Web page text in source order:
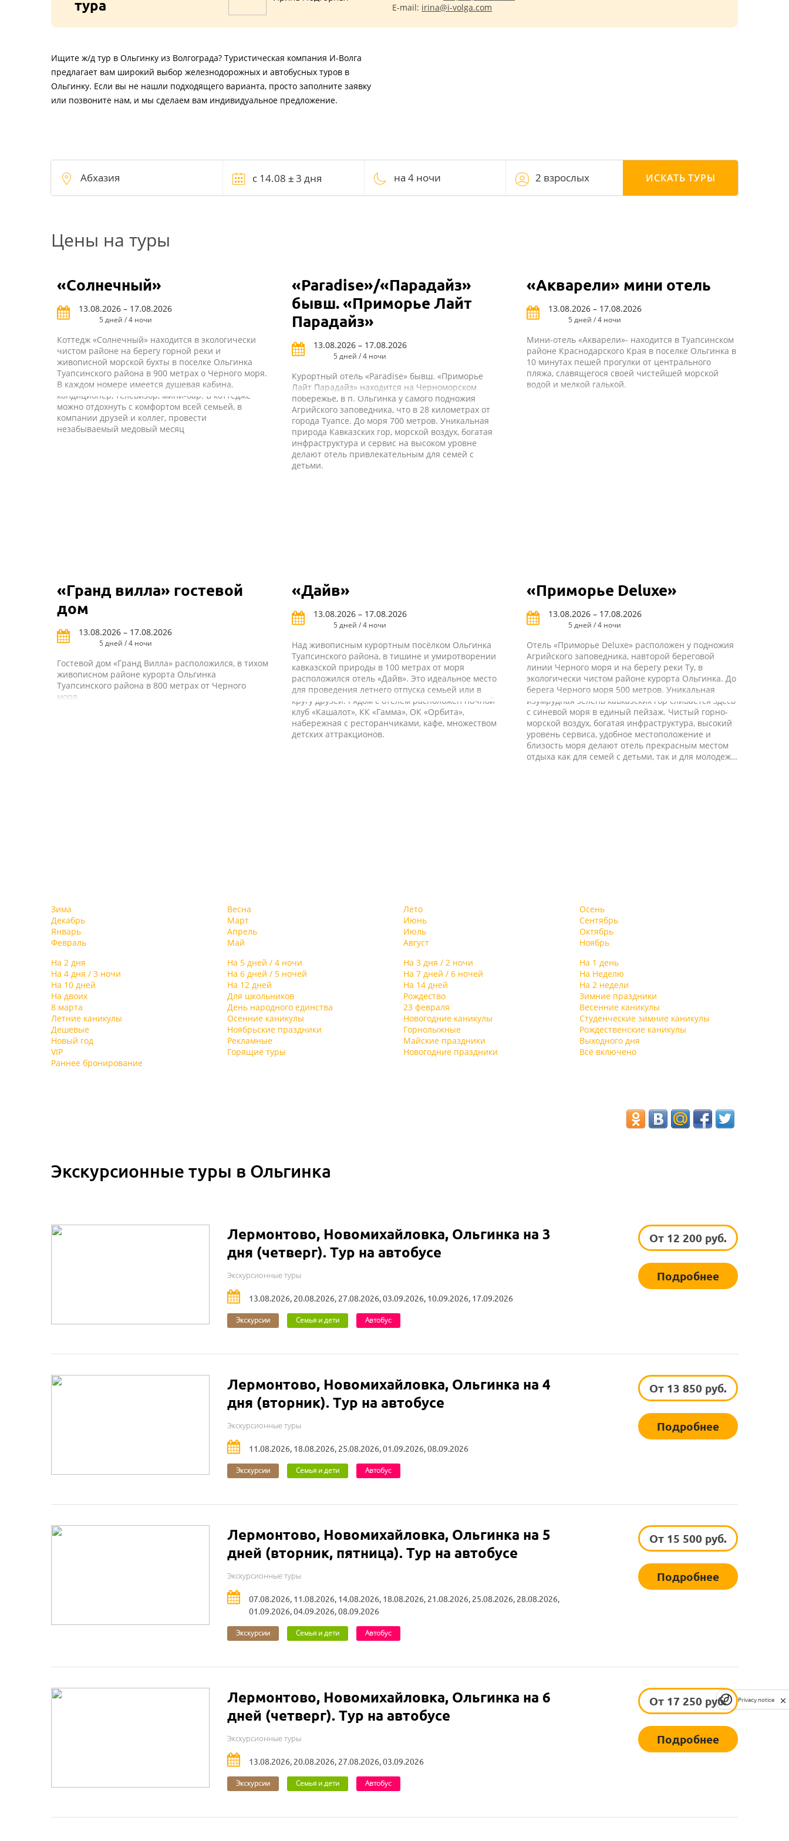
тура
E-mail: irina@i-volga.com
Ищите ж/д тур в Ольгинку из Волгограда? Туристическая компания И-Волга
предлагает вам широкий выбор железнодорожных и автобусных туров в
Ольгинку. Если вы не нашли подходящего варианта, просто заполните заявку
или позвоните нам, и мы сделаем вам индивидуальное предложение.
на 4 ночи 2 взрослых ИСКАТЬ ТУРЫ
Цены на туры
«Солнечный»
13.08.2026 – 17.08.2026
5 дней / 4 ночи
Коттедж «Солнечный» находится в экологически
чистом районе на берегу горной реки и
живописной морской бухты в поселке Ольгинка
Туапсинского района в 900 метрах о Черного моря.
В каждом номере имеется душевая кабина,
кондиционер, телевизор, мини-бар. В коттедже
можно отдохнуть с комфортом всей семьей, в
компании друзей и коллег, провести
незабываемый медовый месяц
«Paradise»/«Парадайз»
бывш. «Приморье Лайт
Парадайз»
13.08.2026 – 17.08.2026
5 дней / 4 ночи
Курортный отель «Paradise» бывш. «Приморье
Лайт Парадайз» находится на Черноморском
побережье, в п. Ольгинка у самого подножия
Агрийского заповедника, что в 28 километрах от
города Туапсе. До моря 700 метров. Уникальная
природа Кавказских гор, морской воздух, богатая
инфраструктура и сервис на высоком уровне
делают отель привлекательным для семей с
детьми.
«Акварели» мини отель
13.08.2026 – 17.08.2026
5 дней / 4 ночи
Мини-отель «Акварели»- находится в Туапсинском
районе Краснодарского Края в поселке Ольгинка в
10 минутах пешей прогулки от центрального
пляжа, славящегося своей чистейшей морской
водой и мелкой галькой.
«Гранд вилла» гостевой
дом
13.08.2026 – 17.08.2026
5 дней / 4 ночи
Гостевой дом «Гранд Вилла» расположился, в тихом
живописном районе курорта Ольгинка
Туапсинского района в 800 метрах от Черного
моря.
«Дайв»
13.08.2026 – 17.08.2026
5 дней / 4 ночи
Над живописным курортным посёлком Ольгинка
Туапсинского района, в тишине и умиротворении
кавказской природы в 100 метрах от моря
расположился отель «Дайв». Это идеальное место
для проведения летнего отпуска семьей или в
кругу друзей. Рядом с отелем расположен ночной
клуб «Кашалот», КК «Гамма», ОК «Орбита»,
набережная с ресторанчиками, кафе, множеством
детских аттракционов.
«Приморье Deluxe»
13.08.2026 – 17.08.2026
5 дней / 4 ночи
Отель «Приморье Deluxe» расположен у подножия
Агрийского заповедника, навторой береговой
линии Черного моря и на берегу реки Ту, в
экологически чистом районе курорта Ольгинка. До
берега Черного моря 500 метров. Уникальная
изумрудная зелень кавказских гор сливается здесь
с синевой моря в единый пейзаж. Чистый горно-
морской воздух, богатая инфраструктура, высокий
уровень сервиса, удобное местоположение и
близость моря делают отель прекрасным местом
отдыха как для семей с детьми, так и для молодежи,
Зима
Декабрь
Январь
Февраль
Весна
Март
Апрель
Май
Лето
Июнь
Июль
Август
Осень
Сентябрь
Октябрь
Ноябрь
На 2 дня
На 5 дней / 4 ночи На 3 дня / 2 ночи
На 1 день
На 4 дня / 3 ночи
На 6 дней / 5 ночей На 7 дней / 6 ночей
На Неделю
На 10 дней
На 12 дней На 14 дней
На 2 недели
На двоих
Для школьников Рождество
Зимние праздники
8 марта
День народного единства 23 февраля
Весенние каникулы
Летние каникулы
Осенние каникулы Новогодние каникулы
Студенческие зимние каникулы
Дешевые
Ноябрьские праздники Горнолыжные
Рождественские каникулы
Новый год
Рекламные Майские праздники
Выходного дня
VIP
Горящие туры Новогодние праздники
Всё включено
Раннее бронирование
Экскурсионные туры в Ольгинка
Лермонтово, Новомихайловка, Ольгинка на 3
дня (четверг). Тур на автобусе
Экскурсионные туры
13.08.2026, 20.08.2026, 27.08.2026, 03.09.2026, 10.09.2026, 17.09.2026
Экскурсии Семья и дети Автобус
От 12 200 руб.
Подробнее
Лермонтово, Новомихайловка, Ольгинка на 4
дня (вторник). Тур на автобусе
Экскурсионные туры
11.08.2026, 18.08.2026, 25.08.2026, 01.09.2026, 08.09.2026
Экскурсии Семья и дети Автобус
От 13 850 руб.
Подробнее
Лермонтово, Новомихайловка, Ольгинка на 5
дней (вторник, пятница). Тур на автобусе
Экскурсионные туры
07.08.2026, 11.08.2026, 14.08.2026, 18.08.2026, 21.08.2026, 25.08.2026, 28.08.2026,
01.09.2026, 04.09.2026, 08.09.2026
Экскурсии Семья и дети Автобус
От 15 500 руб.
Подробнее
Лермонтово, Новомихайловка, Ольгинка на 6
дней (четверг). Тур на автобусе
Экскурсионные туры
13.08.2026, 20.08.2026, 27.08.2026, 03.09.2026
Экскурсии Семья и дети Автобус
От 17 250 руб.
Подробнее
Privacy notice